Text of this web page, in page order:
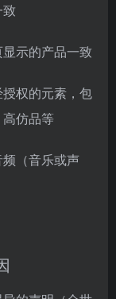
示的产品一致
权的元素，包
仿品等
（音乐或声